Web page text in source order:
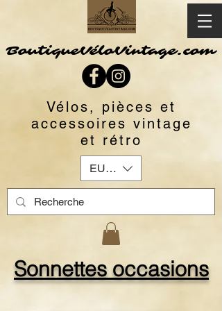
BoutiqueVéloVintage.com
Vélos, pièces et
accessoires vintage
et rétro
EUR (€)
Sonnettes occasions